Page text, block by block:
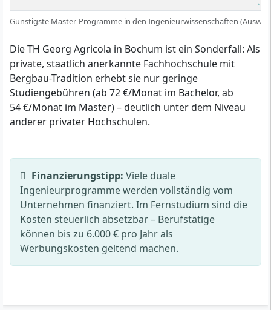
Günstigste Master-Programme in den Ingenieurwissenschaften
Die TH Georg Agricola in Bochum ist ein Sonderfall: Als
private, staatlich anerkannte Fachhochschule mit
Bergbau-Tradition erhebt sie nur geringe
Studiengebühren (ab 72 €/Monat im Bachelor, ab
54 €/Monat im Master) – deutlich unter dem Niveau
anderer privater Hochschulen.
Finanzierungstipp: Viele duale
Ingenieurprogramme werden vollständig vom
Unternehmen finanziert. Im Fernstudium sind die
Kosten steuerlich absetzbar – Berufstätige
können bis zu 6.000 € pro Jahr als
Werbungskosten geltend machen.